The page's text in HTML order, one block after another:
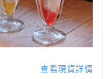
查看現貨詳情